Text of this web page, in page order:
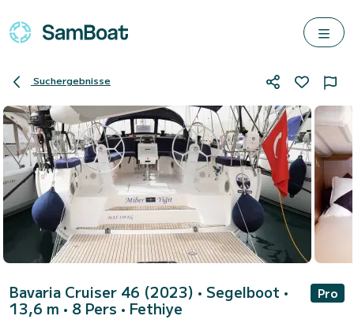
Suchergebnisse
Bavaria Cruiser 46 (2023) • Segelboot •
13,6 m • 8 Pers • Fethiye
Pro